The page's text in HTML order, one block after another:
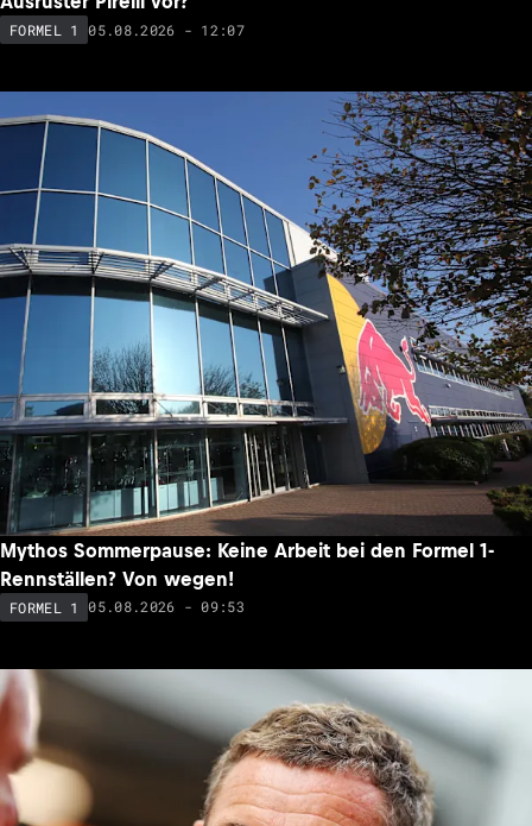
FORMEL 1 05.08.2026 - 12:07
Mythos Sommerpause: Keine Arbeit bei den Formel 1-
Rennställen? Von wegen!
FORMEL 1 05.08.2026 - 09:53